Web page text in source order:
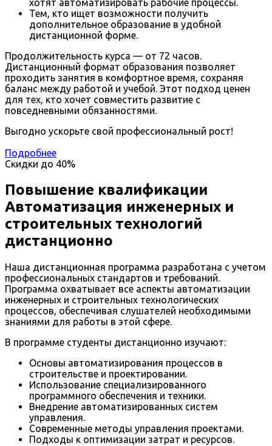
хотят автоматизировать рабочие процессы.
Тем, кто ищет возможности получить
дополнительное образование в удобной
дистанционной форме.
Продолжительность курса — от 72 часов.
Дистанционный формат образования позволяет
проходить занятия в комфортное время, сохраняя
баланс между работой и учебой. Этот подход ценен
для тех, кто хочет совместить развитие с
повседневными обязанностями.
Выгодно ускорьте свой профессиональный рост!
Подробнее
Скидки до 40%
Повышение квалификации
Автоматизация инженерных и
строительных технологий
дистанционно
Наша дистанционная программа разработана с учетом
профессиональных стандартов и требований.
Программа охватывает все аспекты автоматизации
инженерных и строительных технологических
процессов, обеспечивая слушателей необходимыми
знаниями для работы в этой сфере.
В программе студенты дистанционно изучают:
Основы автоматизирования процессов в
строительстве и проектировании.
Использование специализированного
программного обеспечения и техники.
Внедрение автоматизированных систем
управления.
Современные методы управления проектами.
Подходы к оптимизации затрат и ресурсов.